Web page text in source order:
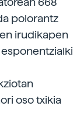
polorantz
irudikapen
oso txikia